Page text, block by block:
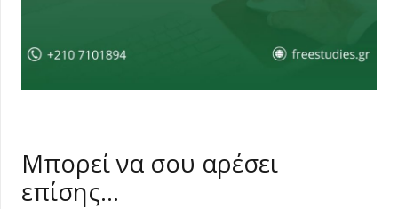
Μπορεί να σου αρέσει
επίσης…